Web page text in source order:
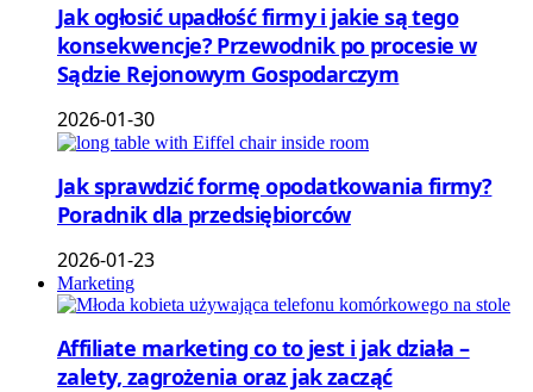
Jak ogłosić upadłość firmy i jakie są tego
konsekwencje? Przewodnik po procesie w
Sądzie Rejonowym Gospodarczym
2026-01-30
Jak sprawdzić formę opodatkowania firmy?
Poradnik dla przedsiębiorców
2026-01-23
Marketing
Affiliate marketing co to jest i jak działa –
zalety, zagrożenia oraz jak zacząć